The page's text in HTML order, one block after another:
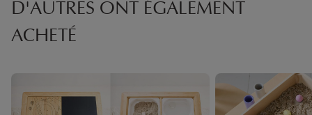
D'AUTRES ONT ÉGALEMENT
ACHETÉ